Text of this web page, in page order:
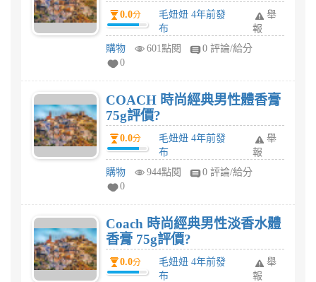
0.0分
毛妞妞 4年前發
布
舉
報
購物
601點閱
0 評論/給分
0
COACH 時尚經典男性體香膏
75g評價?
0.0分
毛妞妞 4年前發
布
舉
報
購物
944點閱
0 評論/給分
0
Coach 時尚經典男性淡香水體
香膏 75g評價?
0.0分
毛妞妞 4年前發
布
舉
報